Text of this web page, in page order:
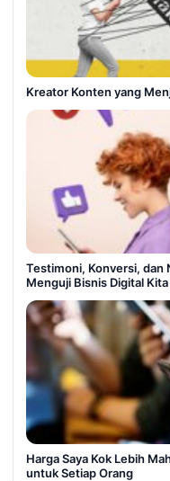
Kreator Konten yang
Testimoni, Konversi, dan
Menguji Bisnis Digital Kita
Harga Saya Kok Lebih
untuk Setiap Orang